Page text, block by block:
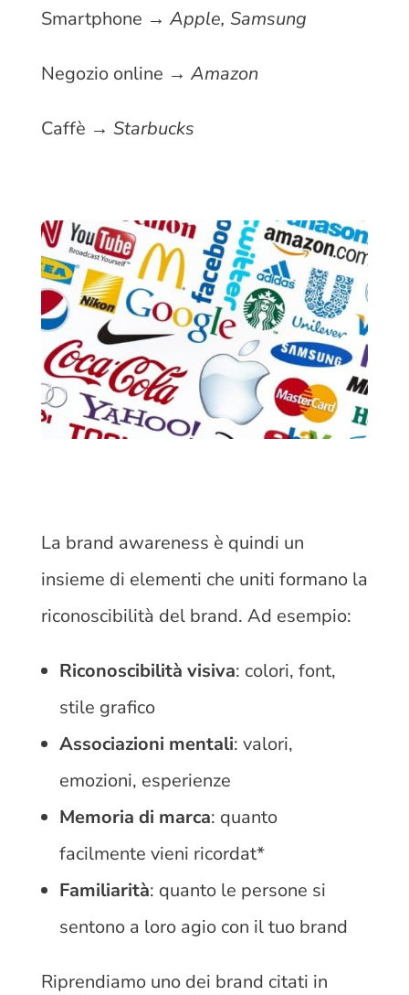
Smartphone → Apple, Samsung
Negozio online → Amazon
Caffè → Starbucks
La brand awareness è quindi un
insieme di elementi che uniti formano la
riconoscibilità del brand. Ad esempio:
Riconoscibilità visiva: colori, font,
stile grafico
Associazioni mentali: valori,
emozioni, esperienze
Memoria di marca: quanto
facilmente vieni ricordat*
Familiarità: quanto le persone si
sentono a loro agio con il tuo brand
Riprendiamo uno dei brand citati in